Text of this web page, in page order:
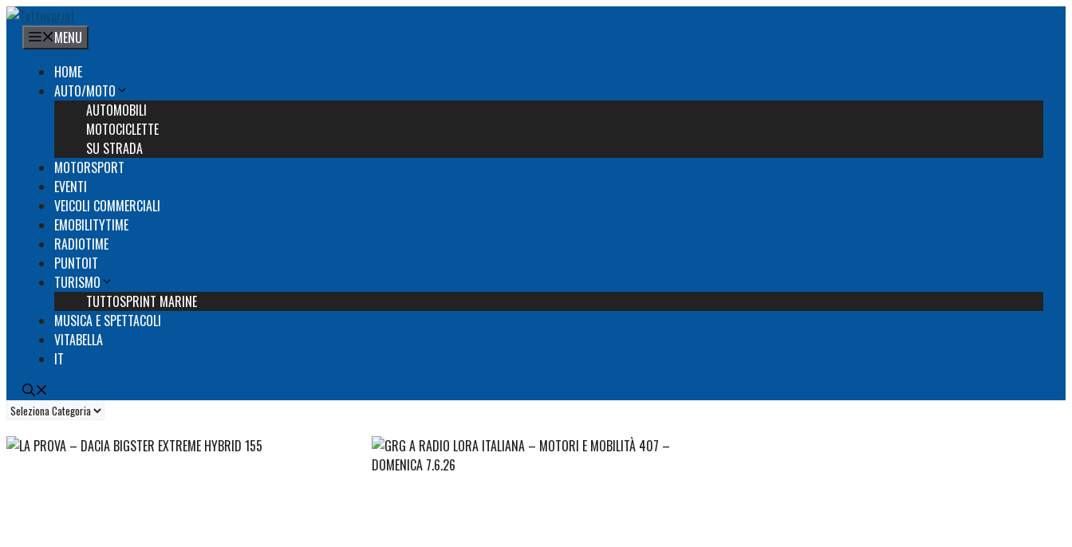
Vai
contenuto
MENU
HOME
AUTO/MOTO
AUTOMOBILI
MOTOCICLETTE
SU STRADA
MOTORSPORT
EVENTI
VEICOLI COMMERCIALI
EMOBILITYTIME
RADIOTIME
PUNTOIT
TURISMO
TUTTOSPRINT MARINE
MUSICA E SPETTACOLI
VITABELLA
IT
Categorie